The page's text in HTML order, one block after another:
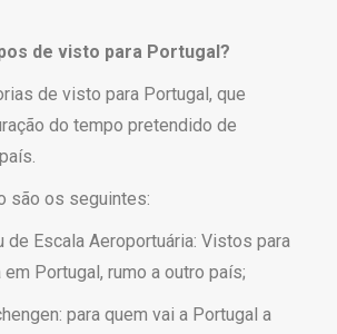
de visto para Portugal?
de visto para Portugal, que
do tempo pretendido de
são os seguintes:
de Escala Aeroportuária: Vistos para
Portugal, rumo a outro país;
para quem vai a Portugal a